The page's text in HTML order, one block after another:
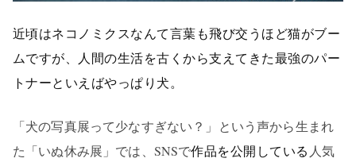
近頃はネコノミクスなんて言葉も飛び交うほど猫がブー
ムですが、 人間の生活を古くから支えてきた最強のパー
トナーといえばやっぱり犬。
「犬の写真展って少なすぎない？」という声から生まれ
た「いぬ休み展」では、 SNSで作品を公開している 人気